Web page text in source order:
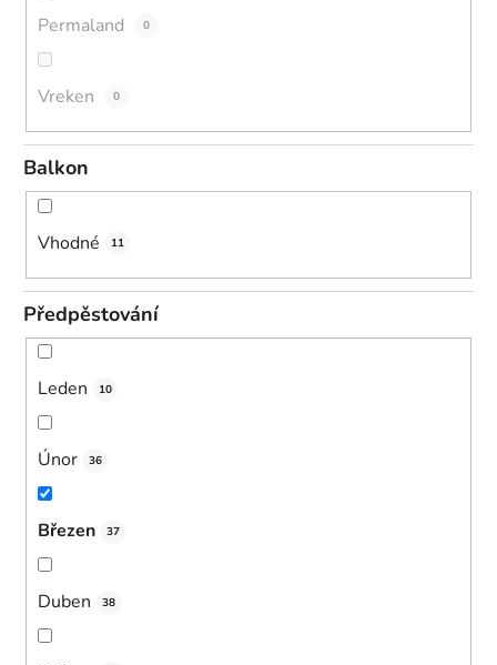
Permaland 0
Vreken 0
Balkon
Vhodné 11
Předpěstování
Leden 10
Únor 36
Březen 37
Duben 38